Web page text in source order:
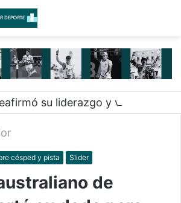
césped y pista Slider
de